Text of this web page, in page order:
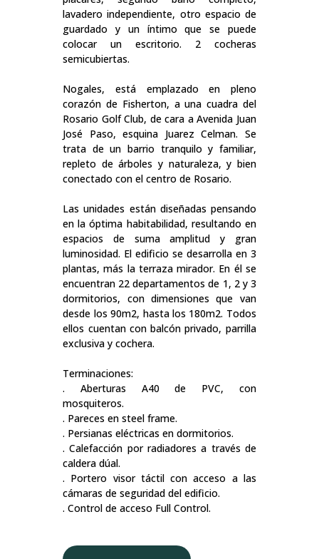
lavadero independiente, otro espacio de
guardado y un íntimo que se puede
colocar un escritorio. 2 cocheras
semicubiertas.
Nogales, está emplazado en pleno
corazón de Fisherton, a una cuadra del
Rosario Golf Club, de cara a Avenida Juan
José Paso, esquina Juarez Celman. Se
trata de un barrio tranquilo y familiar,
repleto de árboles y naturaleza, y bien
conectado con el centro de Rosario.
Las unidades están diseñadas pensando
en la óptima habitabilidad, resultando en
espacios de suma amplitud y gran
luminosidad. El edificio se desarrolla en 3
plantas, más la terraza mirador. En él se
encuentran 22 departamentos de 1, 2 y 3
dormitorios, con dimensiones que van
desde los 90m2, hasta los 180m2. Todos
ellos cuentan con balcón privado, parrilla
exclusiva y cochera.
Terminaciones:
. Aberturas A40 de PVC, con
mosquiteros.
. Pareces en steel frame.
. Persianas eléctricas en dormitorios.
. Calefacción por radiadores a través de
caldera dúal.
. Portero visor táctil con acceso a las
cámaras de seguridad del edificio.
. Control de acceso Full Control.